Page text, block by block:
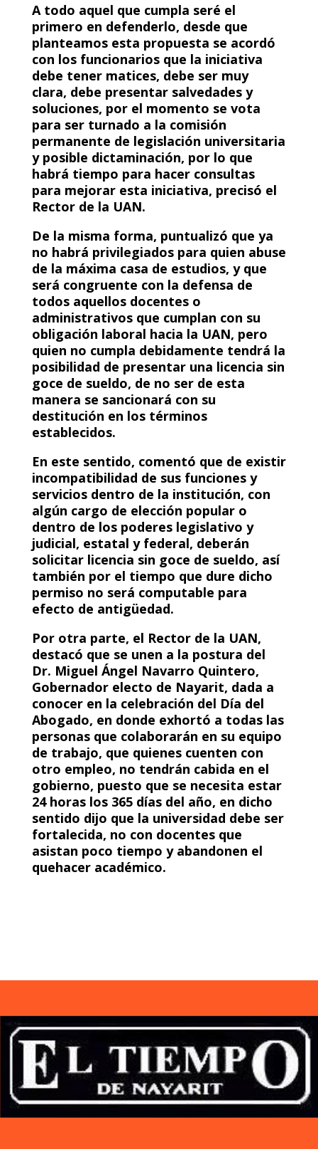
A todo aquel que cumpla seré el
primero en defenderlo, desde que
planteamos esta propuesta se acordó
con los funcionarios que la iniciativa
debe tener matices, debe ser muy
clara, debe presentar salvedades y
soluciones, por el momento se vota
para ser turnado a la comisión
permanente de legislación universitaria
y posible dictaminación, por lo que
habrá tiempo para hacer consultas
para mejorar esta iniciativa, precisó el
Rector de la UAN.
De la misma forma, puntualizó que ya
no habrá privilegiados para quien abuse
de la máxima casa de estudios, y que
será congruente con la defensa de
todos aquellos docentes o
administrativos que cumplan con su
obligación laboral hacia la UAN, pero
quien no cumpla debidamente tendrá la
posibilidad de presentar una licencia sin
goce de sueldo, de no ser de esta
manera se sancionará con su
destitución en los términos
establecidos.
En este sentido, comentó que de existir
incompatibilidad de sus funciones y
servicios dentro de la institución, con
algún cargo de elección popular o
dentro de los poderes legislativo y
judicial, estatal y federal, deberán
solicitar licencia sin goce de sueldo, así
también por el tiempo que dure dicho
permiso no será computable para
efecto de antigüedad.
Por otra parte, el Rector de la UAN,
destacó que se unen a la postura del
Dr. Miguel Ángel Navarro Quintero,
Gobernador electo de Nayarit, dada a
conocer en la celebración del Día del
Abogado, en donde exhortó a todas las
personas que colaborarán en su equipo
de trabajo, que quienes cuenten con
otro empleo, no tendrán cabida en el
gobierno, puesto que se necesita estar
24 horas los 365 días del año, en dicho
sentido dijo que la universidad debe ser
fortalecida, no con docentes que
asistan poco tiempo y abandonen el
quehacer académico.